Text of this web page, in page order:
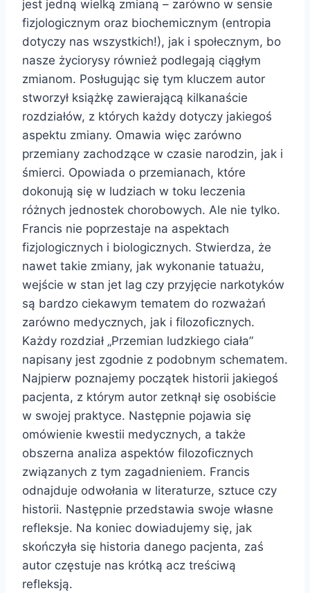
jest jedną wielką zmianą – zarówno w sensie
fizjologicznym oraz biochemicznym (entropia
dotyczy nas wszystkich!), jak i społecznym, bo
nasze życiorysy również podlegają ciągłym
zmianom. Posługując się tym kluczem autor
stworzył książkę zawierającą kilkanaście
rozdziałów, z których każdy dotyczy jakiegoś
aspektu zmiany. Omawia więc zarówno
przemiany zachodzące w czasie narodzin, jak i
śmierci. Opowiada o przemianach, które
dokonują się w ludziach w toku leczenia
różnych jednostek chorobowych. Ale nie tylko.
Francis nie poprzestaje na aspektach
fizjologicznych i biologicznych. Stwierdza, że
nawet takie zmiany, jak wykonanie tatuażu,
wejście w stan jet lag czy przyjęcie narkotyków
są bardzo ciekawym tematem do rozważań
zarówno medycznych, jak i filozoficznych.
Każdy rozdział „Przemian ludzkiego ciała”
napisany jest zgodnie z podobnym schematem.
Najpierw poznajemy początek historii jakiegoś
pacjenta, z którym autor zetknął się osobiście
w swojej praktyce. Następnie pojawia się
omówienie kwestii medycznych, a także
obszerna analiza aspektów filozoficznych
związanych z tym zagadnieniem. Francis
odnajduje odwołania w literaturze, sztuce czy
historii. Następnie przedstawia swoje własne
refleksje. Na koniec dowiadujemy się, jak
skończyła się historia danego pacjenta, zaś
autor częstuje nas krótką acz treściwą
refleksją.